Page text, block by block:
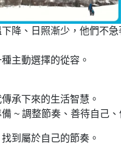
降、日照漸少，他們不
主動選擇的從容。
承下來的生活智慧。
~ 調整節奏、善待自己、
到屬於自己的節奏。